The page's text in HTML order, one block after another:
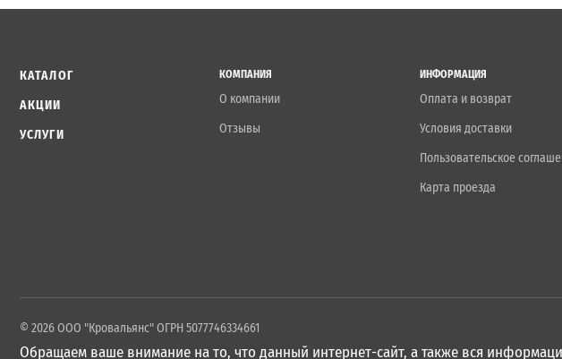
КАТАЛОГ
АКЦИИ
УСЛУГИ
КОМПАНИЯ
О компании
Отзывы
ИНФОРМАЦИЯ
Оплата и возврат
Условия доставки
Пользовательское
Карта проезда
© 2026 ООО "Кровальянс" ОГРН 5077746334661
Обращаем ваше внимание на то, что данный интернет-сайт, а также вся